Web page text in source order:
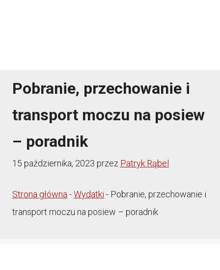
Pobranie, przechowanie i
transport moczu na posiew
– poradnik
15 października, 2023 przez Patryk Rąbel
Strona główna-Wydatki - Pobranie, przechowanie i
transport moczu na posiew – poradnik